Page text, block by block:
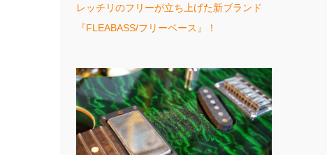
レッチリのフリーが立ち上げた新ブランド
『FLEABASS/フリーベース』！